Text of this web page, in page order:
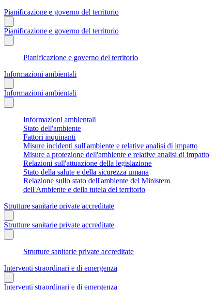
Pianificazione e governo del territorio
Pianificazione e governo del territorio
Pianificazione e governo del territorio
Informazioni ambientali
Informazioni ambientali
Informazioni ambientali
Stato dell'ambiente
Fattori inquinanti
Misure incidenti sull'ambiente e relative analisi di impatto
Misure a protezione dell'ambiente e relative analisi di impatto
Relazioni sull'attuazione della legislazione
Stato della salute e della sicurezza umana
Relazione sullo stato dell'ambiente del Ministero
dell'Ambiente e della tutela del territorio
Strutture sanitarie private accreditate
Strutture sanitarie private accreditate
Strutture sanitarie private accreditate
Interventi straordinari e di emergenza
Interventi straordinari e di emergenza